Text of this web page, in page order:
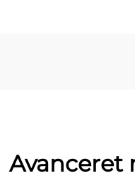
Avanceret